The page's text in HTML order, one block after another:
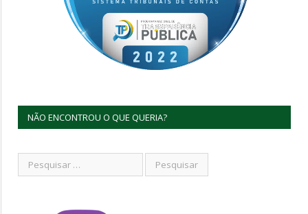
NÃO ENCONTROU O QUE QUERIA?